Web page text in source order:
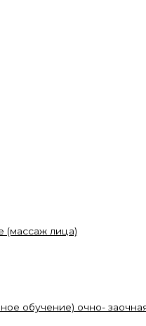
(массаж лица)
обучение) очно-